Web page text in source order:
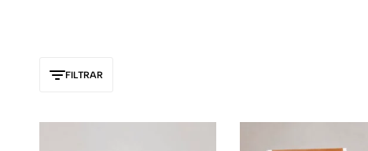
FILTRAR